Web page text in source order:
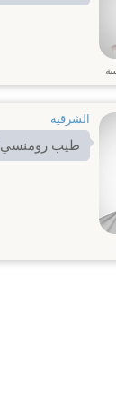
الشرقية
طيب رومنسي أحب الافلام